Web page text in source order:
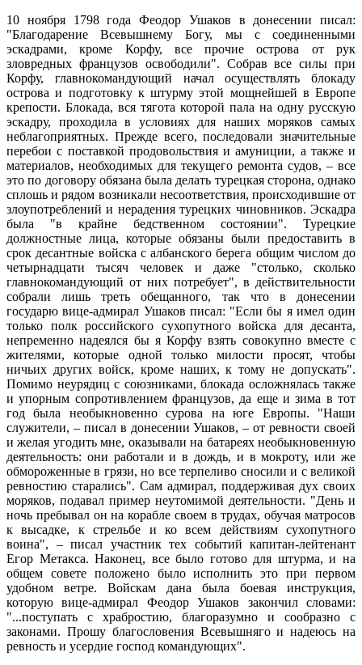
10 ноября 1798 года Феодор Ушаков в донесении писал:
"Благодарение Всевышнему Богу, мы с соединенными
эскадрами, кроме Корфу, все прочие острова от рук
зловредных французов освободили". Собрав все силы при
Корфу, главнокомандующий начал осуществлять блокаду
острова и подготовку к штурму этой мощнейшей в Европе
крепости. Блокада, вся тягота которой пала на одну русскую
эскадру, проходила в условиях для наших моряков самых
неблагоприятных. Прежде всего, последовали значительные
перебои с поставкой продовольствия и амуниции, а также и
материалов, необходимых для текущего ремонта судов, – все
это по договору обязана была делать турецкая сторона, однако
сплошь и рядом возникали несоответствия, происходившие от
злоупотреблений и нерадения турецких чиновников. Эскадра
была "в крайне бедственном состоянии". Турецкие
должностные лица, которые обязаны были предоставить в
срок десантные войска с албанского берега общим числом до
четырнадцати тысяч человек и даже "столько, сколько
главнокомандующий от них потребует", в действительности
собрали лишь треть обещанного, так что в донесении
государю вице-адмирал Ушаков писал: "Если бы я имел один
только полк российского сухопутного войска для десанта,
непременно надеялся бы я Корфу взять совокупно вместе с
жителями, которые одной только милости просят, чтобы
ничьих других войск, кроме наших, к тому не допускать".
Помимо неурядиц с союзниками, блокада осложнялась также
и упорным сопротивлением французов, да еще и зима в тот
год была необыкновенно сурова на юге Европы. "Наши
служители, – писал в донесении Ушаков, – от ревности своей
и желая угодить мне, оказывали на батареях необыкновенную
деятельность: они работали и в дождь, и в мокроту, или же
обмороженные в грязи, но все терпеливо сносили и с великой
ревностию старались". Сам адмирал, поддерживая дух своих
моряков, подавал пример неутомимой деятельности. "День и
ночь пребывал он на корабле своем в трудах, обучая матросов
к высадке, к стрельбе и ко всем действиям сухопутного
воина", – писал участник тех событий капитан-лейтенант
Егор Метакса. Наконец, все было готово для штурма, и на
общем совете положено было исполнить это при первом
удобном ветре. Войскам дана была боевая инструкция,
которую вице-адмирал Феодор Ушаков закончил словами:
"...поступать с храбростию, благоразумно и сообразно с
законами. Прошу благословения Всевышняго и надеюсь на
ревность и усердие господ командующих".